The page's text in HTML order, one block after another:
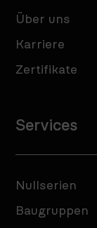
Über uns
Karriere
Zertifikate
Services
Nullserien
Baugruppen